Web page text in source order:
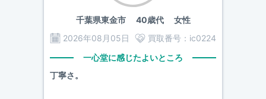
千葉県東金市40歳代 女性
2026年08月05日
買取番号： ic0224
一心堂に感じたよいところ
丁寧さ。